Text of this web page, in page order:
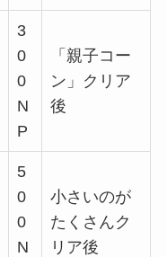
3
0
0
N
P
「親子コー
ン」クリア
後
5
0
0
N
小さいのが
たくさんク
リア後